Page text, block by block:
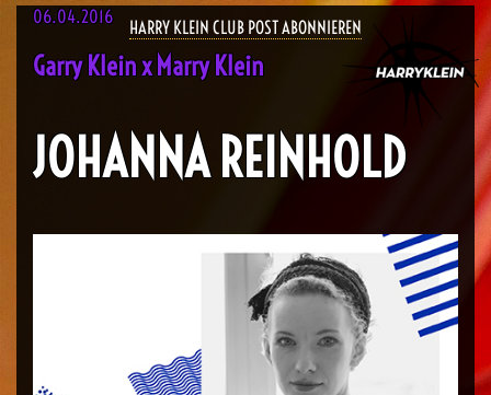
HARRY KLEIN CLUB POST ABONNIEREN
06.04.2016
Garry Klein x Marry Klein
JOHANNA REINHOLD